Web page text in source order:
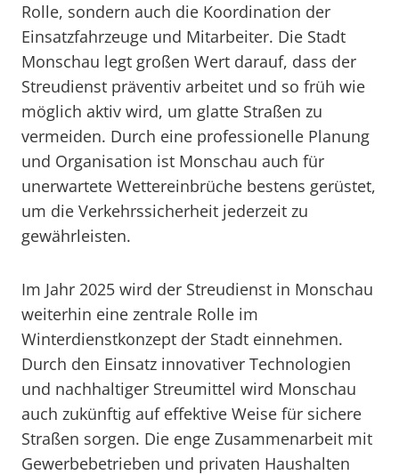
Rolle, sondern auch die Koordination der
Einsatzfahrzeuge und Mitarbeiter. Die Stadt
Monschau legt großen Wert darauf, dass der
Streudienst präventiv arbeitet und so früh wie
möglich aktiv wird, um glatte Straßen zu
vermeiden. Durch eine professionelle Planung
und Organisation ist Monschau auch für
unerwartete Wettereinbrüche bestens gerüstet,
um die Verkehrssicherheit jederzeit zu
gewährleisten.
Im Jahr 2025 wird der Streudienst in Monschau
weiterhin eine zentrale Rolle im
Winterdienstkonzept der Stadt einnehmen.
Durch den Einsatz innovativer Technologien
und nachhaltiger Streumittel wird Monschau
auch zukünftig auf effektive Weise für sichere
Straßen sorgen. Die enge Zusammenarbeit mit
Gewerbebetrieben und privaten Haushalten